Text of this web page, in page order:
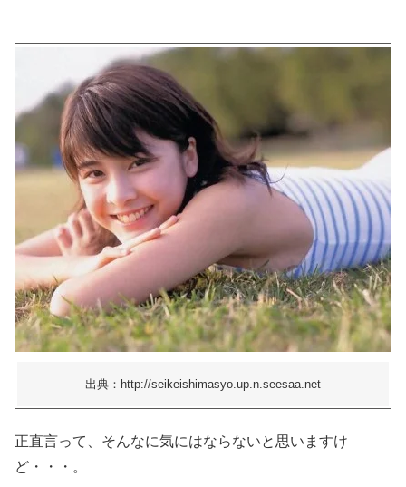
出典：http://seikeishimasyo.up.n.seesaa.net
正直言って、そんなに気にはならないと思いますけ
ど・・・。